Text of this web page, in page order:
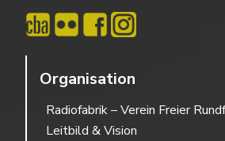
Organisation
Radiofabrik – Verein Freier
Leitbild & Vision